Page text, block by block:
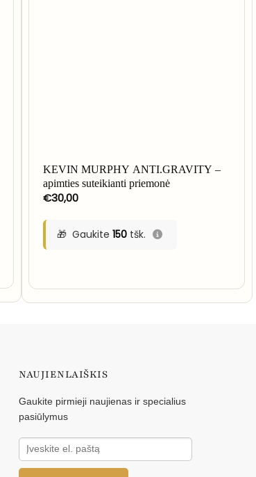
KEVIN MURPHY ANTI.GRAVITY –
apimties suteikianti priemonė
€30,00
Gaukite150 tšk.
NAUJIENLAIŠKIS
Gaukite pirmieji naujienas ir specialius
pasiūlymus